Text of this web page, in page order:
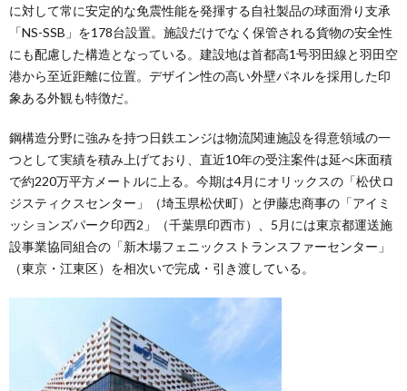
に対して常に安定的な免震性能を発揮する自社製品の球面滑り支承
「NS-SSB」を178台設置。施設だけでなく保管される貨物の安全性
にも配慮した構造となっている。建設地は首都高1号羽田線と羽田空
港から至近距離に位置。デザイン性の高い外壁パネルを採用した印
象ある外観も特徴だ。
鋼構造分野に強みを持つ日鉄エンジは物流関連施設を得意領域の一
つとして実績を積み上げており、直近10年の受注案件は延べ床面積
で約220万平方メートルに上る。今期は4月にオリックスの「松伏ロ
ジスティクスセンター」（埼玉県松伏町）と伊藤忠商事の「アイミ
ッションズパーク印西2」（千葉県印西市）、5月には東京都運送施
設事業協同組合の「新木場フェニックストランスファーセンター」
（東京・江東区）を相次いで完成・引き渡している。